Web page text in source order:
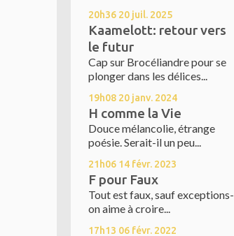
20h36 20 juil. 2025
Kaamelott: retour vers
le futur
Cap sur Brocéliandre pour se
plonger dans les délices...
19h08 20 janv. 2024
H comme la Vie
Douce mélancolie, étrange
poésie. Serait-il un peu...
21h06 14 févr. 2023
F pour Faux
Tout est faux, sauf exceptions-
on aime à croire...
17h13 06 févr. 2022